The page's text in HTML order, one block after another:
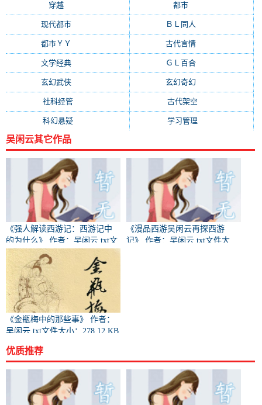
穿越(4547) 都市(4380)
现代都市(3471) ＢＬ同人
都市ＹＹ 古代言情(2004)
文学经典(1403) ＧＬ百合(1345)
玄幻武侠(1307) 玄幻奇幻
社科经管 古代架空
科幻悬疑 学习管理
吴闲云其它作品
《强人解读西游记：西游记中
的为什么》 作者：吴闲云 txt文
件大小：396.03 KB
《漫品西游吴闲云再探西游
记》 作者：吴闲云 txt文件大
《金瓶梅中的那些事》 作者：
吴闲云 txt文件大小：278.12 KB
优质推荐